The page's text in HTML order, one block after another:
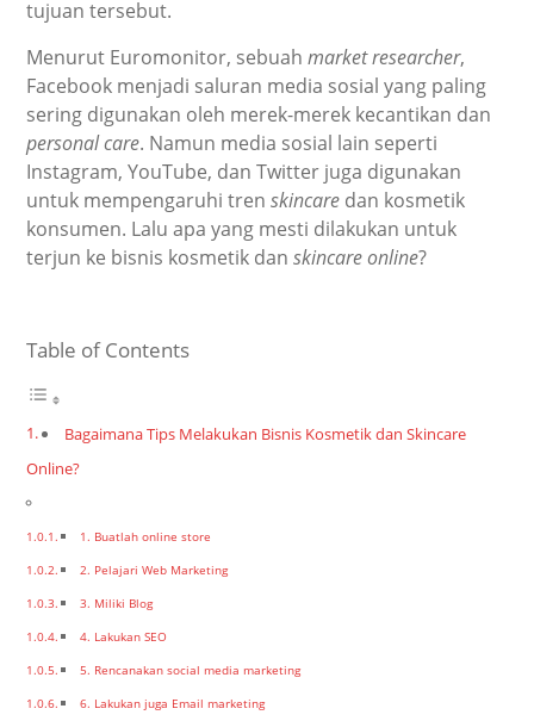
tujuan tersebut.
Menurut Euromonitor, sebuahmarket researcher,
Facebook menjadi saluran media sosial yang paling
sering digunakan oleh merek-merek kecantikan dan
personal care. Namun media sosial lain seperti
Instagram, YouTube, dan Twitter juga digunakan
untuk mempengaruhi trenskincare dan kosmetik
konsumen. Lalu apa yang mesti dilakukan untuk
terjun ke bisnis kosmetik danskincare online?
Table of Contents
Bagaimana Tips Melakukan Bisnis Kosmetik dan Skincare
Online?
1. Buatlah online store
2. Pelajari Web Marketing
3. Miliki Blog
4. Lakukan SEO
5. Rencanakan social media marketing
6. Lakukan juga Email marketing